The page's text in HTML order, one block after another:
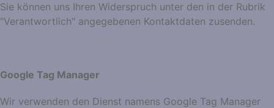
Sie können uns Ihren Widerspruch unter den in der Rubrik
"Verantwortlich" angegebenen Kontaktdaten zusenden.
Google Tag Manager
Wir verwenden den Dienst namens Google Tag Manager